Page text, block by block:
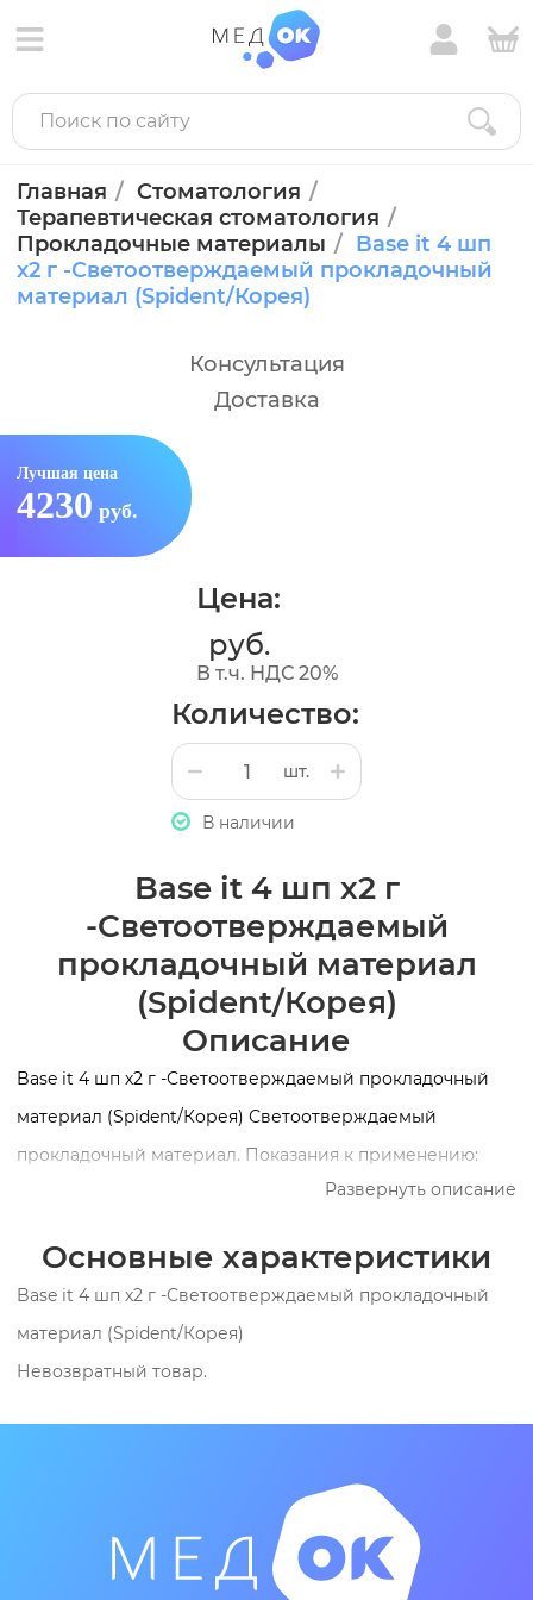
Главная
Стоматология
Терапевтическая стоматология
Прокладочные материалы
Base it 4 шп
х2 г -Светоотверждаемый прокладочный
материал (Spident/Корея)
Base it 4 шп х2 г
-Светоотверждаемый
прокладочный материал
(Spident/Корея)
Описание
Base it 4 шп х2 г -Светоотверждаемый прокладочный
материал (Spident/Корея) Светоотверждаемый
прокладочный материал. Показания к применению:
лечебная и изолирующая прокладка при глубоком
Основные характеристики: содержит гидроксиапатит
кальция высокая степень химической адгезии к ткани
зуба за счет содержания биосовместимых мономеров
обладает кариостатическим действием стимулирует
образование вторичного дентина за счет выделения
стеклоиономерными цементами - ? 40МПа низкая
степень полимеризационной усадки (менее 1,5%)
рентгеноконтрастен имеет щелочную среду
Развернуть описание
Основные характеристики
Base it 4 шп х2 г -Светоотверждаемый прокладочный
материал (Spident/Корея)
Невозвратный товар.
Лучшая цена
4230 руб.
Цена:
руб.
В т.ч. НДС 20%
Количество:
шт.
В наличии
Консультация
Доставка